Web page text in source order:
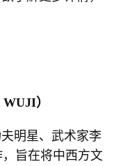
）
明星、武术家李
旨在将中西方文